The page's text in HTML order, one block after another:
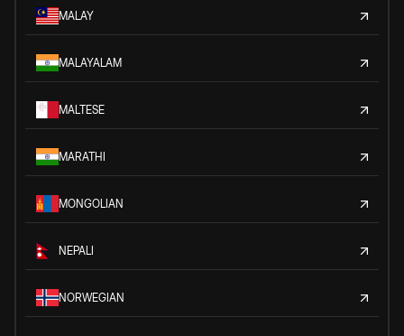
MALAY
MALAYALAM
MALTESE
MARATHI
MONGOLIAN
NEPALI
NORWEGIAN